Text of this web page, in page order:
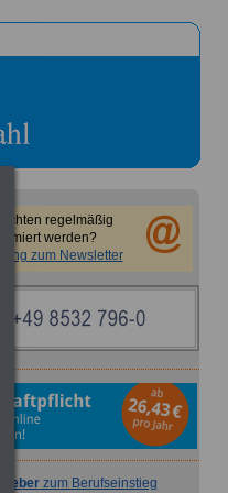
regelmäßig
werden?
zum Newsletter
zum Berufseinstieg